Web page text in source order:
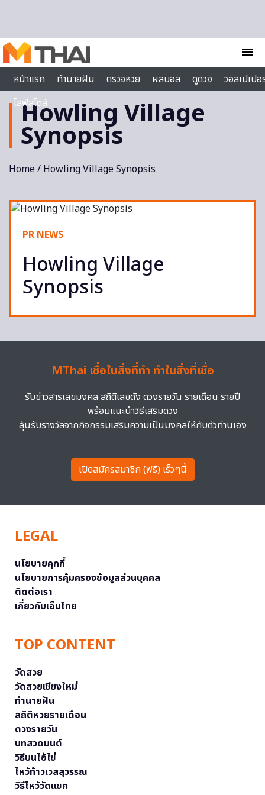
menu
หน้าแรก
ทำนายฝัน ตรวจหวย ผลบอล ดูดวง
วอลเปเป
ไลฟ์สไตล์
Howling Village
Synopsis
Home/ Howling Village Synopsis
PR NEWS
Howling Village
Synopsis
MThai เชื่อในสิ่งที่ทำ ทำในสิ่งที่เชื่อ
รับข่าวสารเลขมงคล สถิติเลขดัง ดวงรายวัน รายเดือน รายปี
พร้อมแนะนำวิธีเสริมดวง
ลุ้นรับรางวัลจากกิจกรรมเสริมความเป็นมงคลให้กับตัวท่านเอง
เปิดสมัครสมาชิก (ฟรี) เร็วๆนี้
LEGAL
นโยบายคุกกี้
นโยบายการคุ้มครองข้อมูลส่วนบุคคล
ติดต่อเรา
เกี่ยวกับเอ็มไทย
TOP CONTENT
วัดสวย
วัดสวยเชียงใหม่
ทำนายฝัน
สถิติหวยรายเดือน
ดวงรายวัน
บทสวดมนต์
วิธีบนไอ้ไข่
ไหว้ท้าวเวสสุวรรณ
วิธีไหว้วัดแขก